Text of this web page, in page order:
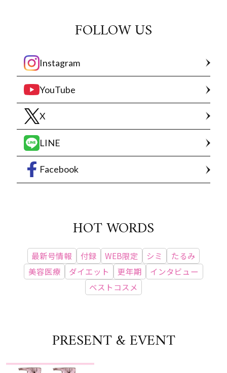
FOLLOW US
Instagram
YouTube
X
LINE
Facebook
HOT WORDS
最新号情報 付録 WEB限定 シミ
たるみ
美容医療
ダイエット 更年期
インタビュー
ベストコスメ
PRESENT & EVENT